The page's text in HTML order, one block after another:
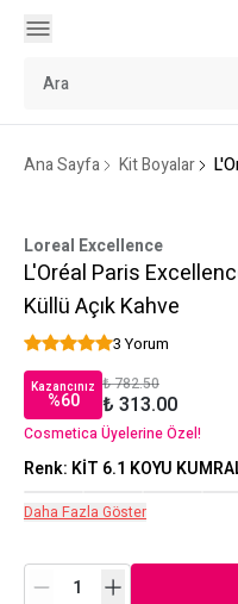
Ana Sayfa Kit Boyalar
Loreal Excellence
L'Oréal Paris
Küllü Açık Kahve
3 Yorum
Kazancınız
%60
₺ 782.50
₺ 313.00
Cosmetica Üyelerine Özel!
Renk: KİT 6.1 KOYU
Daha Fazla Göster